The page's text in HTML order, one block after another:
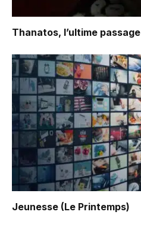
Thanatos, l’ultime passage
Jeunesse (Le Printemps)